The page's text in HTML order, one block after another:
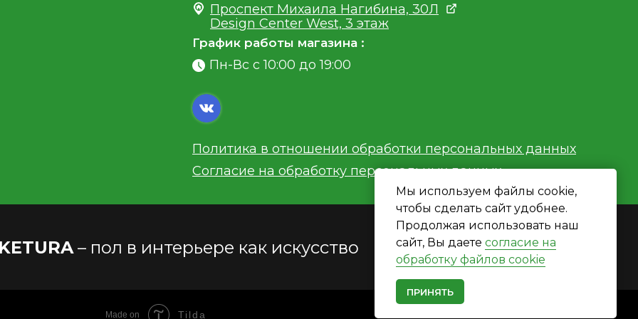
Мы используем файлы cookie,
чтобы сделать сайт удобнее.
Продолжая использовать наш
сайт, Вы даете согласие на
обработку файлов cookie
ПРИНЯТЬ
Есть вопросы?
Проспект Михаила Нагибина, 30Л
Design Center West, 3 этаж
График работы магазина :
Пн-Вс с 10:00 до 19:00
Согласие на обработку персональных данных
Политика в отношении обработки персональных данных
– пол в интерьере как искусство
Made on Tilda